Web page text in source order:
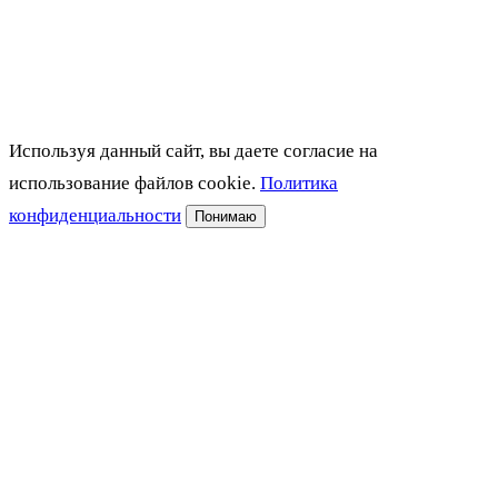
Используя данный сайт, вы даете согласие на
использование файлов cookie. Политика
конфиденциальности
Понимаю